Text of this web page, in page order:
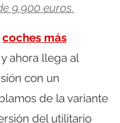
9.900 euros.
coches más
y ahora llega al
con un
de la variante
del utilitario